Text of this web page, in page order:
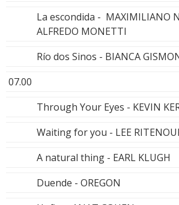
La escondida - MAXIMILIANO
ALFREDO MONETTI
Río dos Sinos - BIANCA
07.00
Through Your Eyes - KEVIN
Waiting for you - LEE
A natural thing - EARL KLUGH
Duende - OREGON